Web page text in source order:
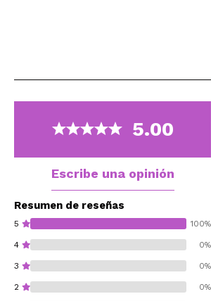
5.00
Escribe una opinión
Resumen de reseñas
5 100%
4 0%
3 0%
2 0%